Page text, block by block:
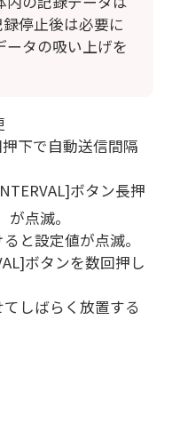
停止後は必要に
タの吸い上げを
下で自動送信間隔
ボタン長押
点滅。
と設定値が点滅。
ボタンを数回押し
しばらく放置する